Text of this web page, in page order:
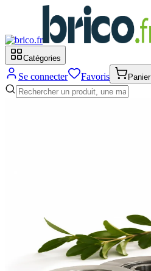
Catégories
Se connecter Favoris Panier